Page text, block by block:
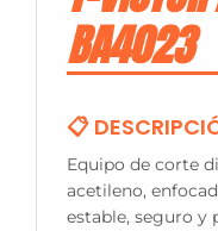
BA4023
📋
Equipo de corte
acetileno,
estable, seguro y